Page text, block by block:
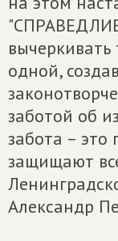
одной,
заботой об
забота – это
защищают
Александр